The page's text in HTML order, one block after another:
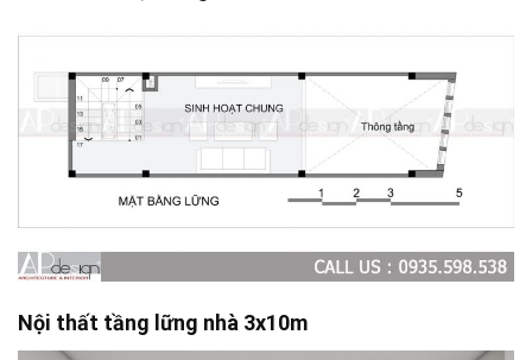
Nội thất tầng lững nhà 3x10m